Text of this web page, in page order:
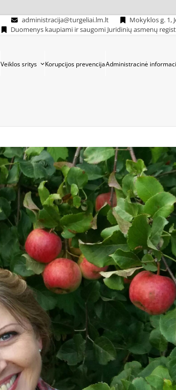
administracija@turgeliai.lm.lt
Mokyklos g. 1,
Duomenys kaupiami ir saugomi Juridinių asmenų
Veiklos sritys Korupcijos prevencijaAdministracinė